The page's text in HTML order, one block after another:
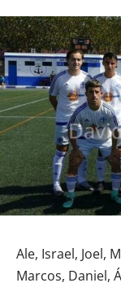
Ale, Israel, Joel,
Marcos, Daniel,